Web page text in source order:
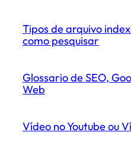
Tipos de arquivo
como pesquisar
Glossario de SEO,
Web
Vídeo no Youtube ou